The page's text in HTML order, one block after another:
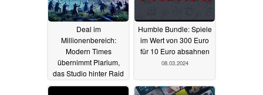
Deal im
Millionenbereich:
Modern Times
übernimmt Plarium,
das Studio hinter Raid
Shadow Legends
Humble Bundle: Spiele
im Wert von 300 Euro
für 10 Euro absahnen
08.03.2024